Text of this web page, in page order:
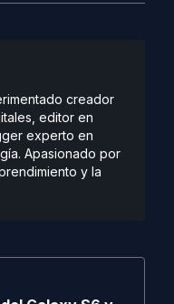
creador
editor en
experto en
Apasionado por
y la